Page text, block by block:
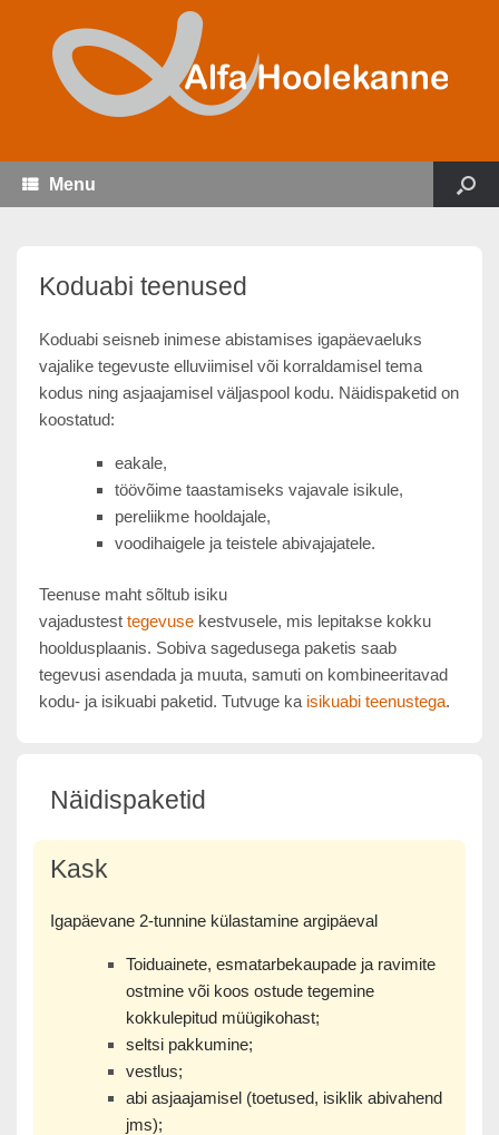
Menu
Koduabi teenused
Koduabi seisneb inimese abistamises igapäevaeluks
vajalike tegevuste elluviimisel või korraldamisel tema
kodus ning asjaajamisel väljaspool kodu. Näidispaketid on
koostatud:
eakale,
töövõime taastamiseks vajavale isikule,
pereliikme hooldajale,
voodihaigele ja teistele abivajajatele.
Teenuse maht sõltub isiku
vajadustest tegevuse kestvusele, mis lepitakse kokku
hooldusplaanis. Sobiva sagedusega paketis saab
tegevusi asendada ja muuta, samuti on kombineeritavad
kodu- ja isikuabi paketid. Tutvuge ka isikuabi teenustega.
Näidispaketid
Kask
Igapäevane 2-tunnine külastamine argipäeval
Toiduainete, esmatarbekaupade ja ravimite
ostmine või koos ostude tegemine
kokkulepitud müügikohast;
seltsi pakkumine;
vestlus;
abi asjaajamisel (toetused, isiklik abivahend
jms);